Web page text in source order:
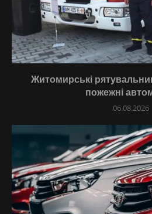
Житомирські
пожежні
06.08.2026